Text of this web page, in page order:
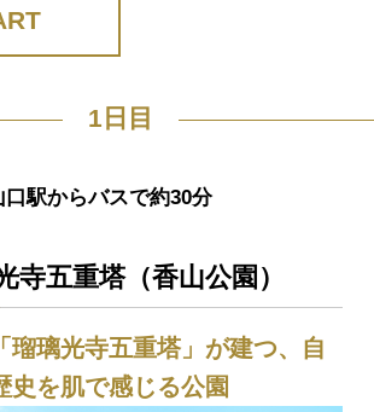
1日目
口駅からバスで約30分
寺五重塔（香山公園）
瑠璃光寺五重塔」が建つ、自
史を肌で感じる公園